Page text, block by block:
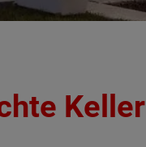
Keller